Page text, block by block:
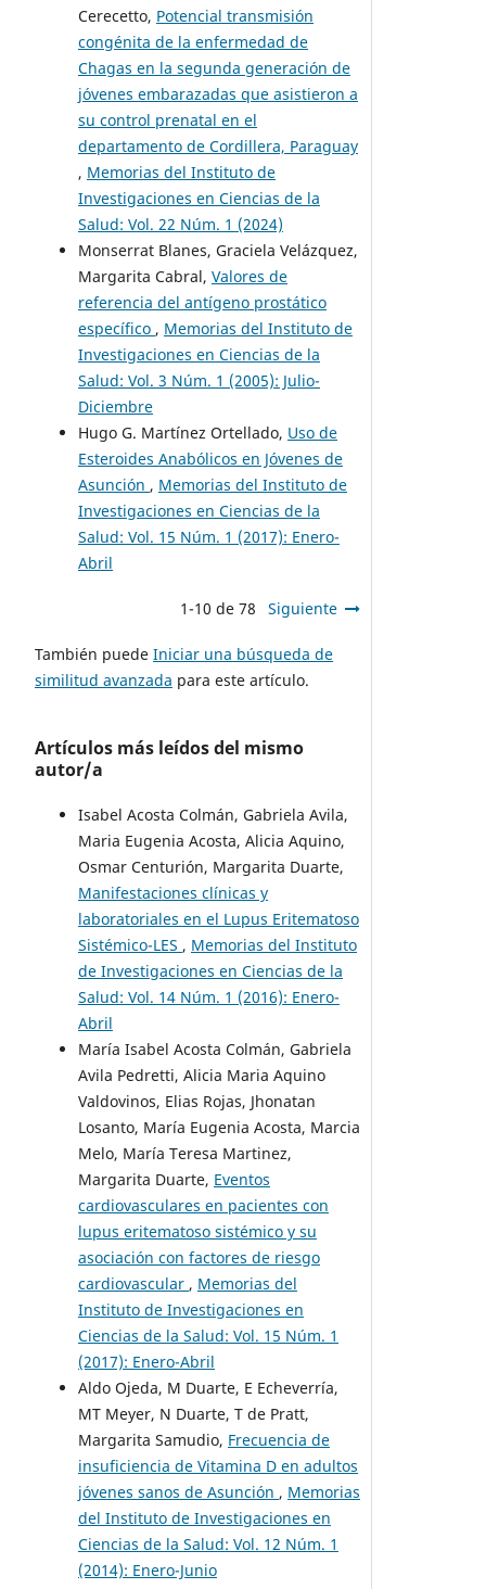
Cerecetto, Potencial transmisión
congénita de la enfermedad de
Chagas en la segunda generación de
jóvenes embarazadas que asistieron a
su control prenatal en el
departamento de Cordillera, Paraguay
, Memorias del Instituto de
Investigaciones en Ciencias de la
Salud: Vol. 22 Núm. 1 (2024)
Monserrat Blanes, Graciela Velázquez,
Margarita Cabral, Valores de
referencia del antígeno prostático
específico , Memorias del Instituto de
Investigaciones en Ciencias de la
Salud: Vol. 3 Núm. 1 (2005): Julio-
Diciembre
Hugo G. Martínez Ortellado, Uso de
Esteroides Anabólicos en Jóvenes de
Asunción , Memorias del Instituto de
Investigaciones en Ciencias de la
Salud: Vol. 15 Núm. 1 (2017): Enero-
Abril
1-10 de 78 Siguiente
También puede Iniciar una búsqueda de
similitud avanzada para este artículo.
Artículos más leídos del mismo
autor/a
Isabel Acosta Colmán, Gabriela Avila,
Maria Eugenia Acosta, Alicia Aquino,
Osmar Centurión, Margarita Duarte,
Manifestaciones clínicas y
laboratoriales en el Lupus Eritematoso
Sistémico-LES , Memorias del Instituto
de Investigaciones en Ciencias de la
Salud: Vol. 14 Núm. 1 (2016): Enero-
Abril
María Isabel Acosta Colmán, Gabriela
Avila Pedretti, Alicia Maria Aquino
Valdovinos, Elias Rojas, Jhonatan
Losanto, María Eugenia Acosta, Marcia
Melo, María Teresa Martinez,
Margarita Duarte, Eventos
cardiovasculares en pacientes con
lupus eritematoso sistémico y su
asociación con factores de riesgo
cardiovascular , Memorias del
Instituto de Investigaciones en
Ciencias de la Salud: Vol. 15 Núm. 1
(2017): Enero-Abril
Aldo Ojeda, M Duarte, E Echeverría,
MT Meyer, N Duarte, T de Pratt,
Margarita Samudio, Frecuencia de
insuficiencia de Vitamina D en adultos
jóvenes sanos de Asunción , Memorias
del Instituto de Investigaciones en
Ciencias de la Salud: Vol. 12 Núm. 1
(2014): Enero-Junio